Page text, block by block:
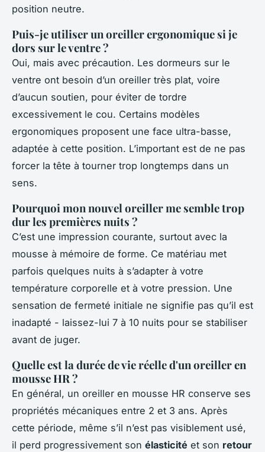
position neutre.
Puis-je utiliser un oreiller ergonomique si je
dors sur le ventre ?
Oui, mais avec précaution. Les dormeurs sur le
ventre ont besoin d’un oreiller très plat, voire
d’aucun soutien, pour éviter de tordre
excessivement le cou. Certains modèles
ergonomiques proposent une face ultra-basse,
adaptée à cette position. L’important est de ne pas
forcer la tête à tourner trop longtemps dans un
sens.
Pourquoi mon nouvel oreiller me semble trop
dur les premières nuits ?
C’est une impression courante, surtout avec la
mousse à mémoire de forme. Ce matériau met
parfois quelques nuits à s’adapter à votre
température corporelle et à votre pression. Une
sensation de fermeté initiale ne signifie pas qu’il est
inadapté - laissez-lui 7 à 10 nuits pour se stabiliser
avant de juger.
Quelle est la durée de vie réelle d'un oreiller en
mousse HR ?
En général, un oreiller en mousse HR conserve ses
propriétés mécaniques entre 2 et 3 ans. Après
cette période, même s’il n’est pas visiblement usé,
il perd progressivement son élasticité et son retour